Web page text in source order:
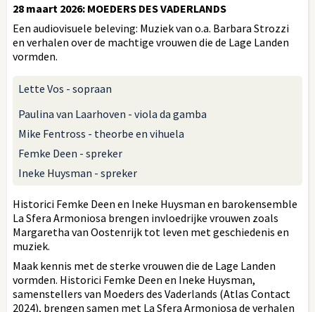
28 maart 2026: MOEDERS DES VADERLANDS
Een audiovisuele beleving: Muziek van o.a. Barbara Strozzi
en verhalen over de machtige vrouwen die de Lage Landen
vormden.
Lette Vos - sopraan
Paulina van Laarhoven - viola da gamba
Mike Fentross - theorbe en vihuela
Femke Deen - spreker
Ineke Huysman - spreker
Historici Femke Deen en Ineke Huysman en barokensemble
La Sfera Armoniosa brengen invloedrijke vrouwen zoals
Margaretha van Oostenrijk tot leven met geschiedenis en
muziek.
Maak kennis met de sterke vrouwen die de Lage Landen
vormden. Historici Femke Deen en Ineke Huysman,
samenstellers van Moeders des Vaderlands (Atlas Contact
2024), brengen samen met La Sfera Armoniosa de verhalen